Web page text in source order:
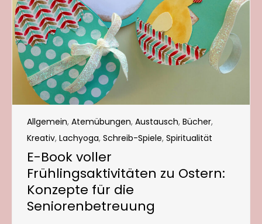
Allgemein, Atemübungen, Austausch, Bücher,
Kreativ, Lachyoga, Schreib-Spiele, Spiritualität
E-Book voller
Frühlingsaktivitäten zu Ostern:
Konzepte für die
Seniorenbetreuung